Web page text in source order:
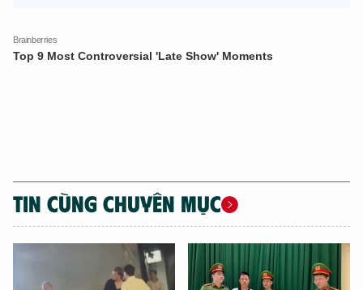
TIN CÙNG CHUYÊN MỤC
XIN CHÀO,
TÔI LÀ CHATBOT CỦA